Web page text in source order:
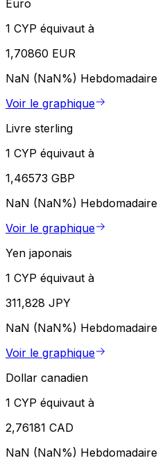
Euro
1 CYP équivaut à
1,70860 EUR
NaN (NaN%) Hebdomadaire
Voir le graphique
Livre sterling
1 CYP équivaut à
1,46573 GBP
NaN (NaN%) Hebdomadaire
Voir le graphique
Yen japonais
1 CYP équivaut à
311,828 JPY
NaN (NaN%) Hebdomadaire
Voir le graphique
Dollar canadien
1 CYP équivaut à
2,76181 CAD
NaN (NaN%) Hebdomadaire